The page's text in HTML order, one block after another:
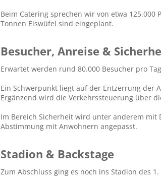
Beim Catering sprechen wir von etwa
Tonnen Eiswüfel sind eingeplant.
Besucher, Anreise &
Erwartet werden rund 80.000 Besucher pro
Ein Schwerpunkt liegt auf der Entzerrung der
Ergänzend wird die Verkehrssteuerung über
Im Bereich Sicherheit wird unter anderem
Abstimmung mit Anwohnern angepasst.
Stadion & Backstage​
Zum Abschluss ging es noch ins Stadion des 1.